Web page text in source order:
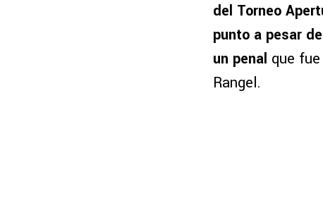
del Torneo
punto a pesar
un penal que
Rangel.